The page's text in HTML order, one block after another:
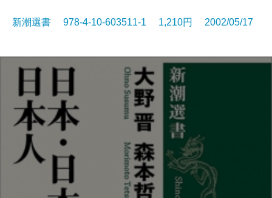
新潮選書 978-4-10-603511-1 1,210円 2002/05/17